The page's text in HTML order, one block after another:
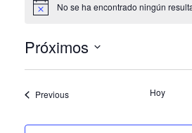
Notice No se ha encontrado ningún
Próximos
Select
PreviousEventos Hoy